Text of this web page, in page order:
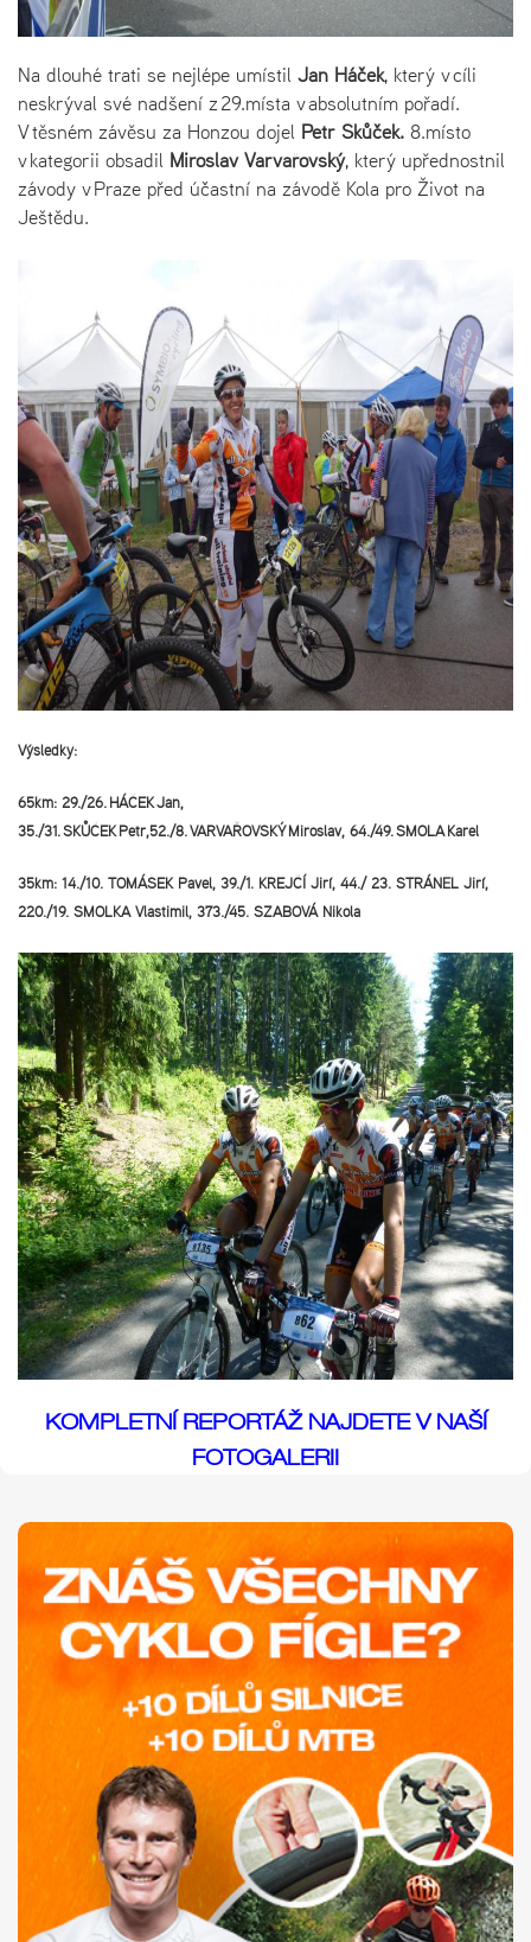
Na dlouhé trati se nejlépe umístil Jan Háček, který v cíli
neskrýval své nadšení z 29.místa v absolutním pořadí.
V těsném závěsu za Honzou dojel Petr Skůček. 8.místo
v kategorii obsadil Miroslav Varvařovský, který upřednostnil
závody v Praze před účastní na závodě Kola pro Život na
Ještědu.
Výsledky:
65km: 29./26.HÁČEKJan,
35./31.SKŮČEKPetr,52./8.VARVAŘOVSKÝMiroslav, 64./49.SMOLAKarel
35km: 14./10. TOMÁŠEK Pavel, 39./1. KREJČÍ Jiří, 44./ 23. STRÁNĚL Jiří,
220./19. SMOLKA Vlastimil, 373./45. SZABOVÁ Nikola
KOMPLETNÍ REPORTÁŽ NAJDETE V NAŠÍ
FOTOGALERII